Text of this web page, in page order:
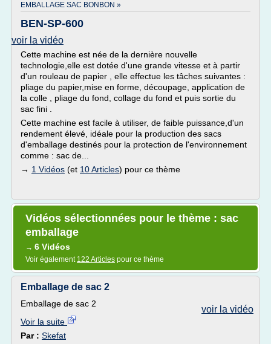
EMBALLAGE SAC BONBON »
BEN-SP-600
voir la vidéo
Cette machine est née de la dernière nouvelle
technologie,elle est dotée d'une grande vitesse et à partir
d'un rouleau de papier , elle effectue les tâches suivantes :
pliage du papier,mise en forme, découpage, application de
la colle , pliage du fond, collage du fond et puis sortie du
sac fini .
Cette machine est facile à utiliser, de faible puissance,d'un
rendement élevé, idéale pour la production des sacs
d'emballage destinés pour la protection de l'environnement
comme : sac de...
→ 1 Vidéos (et 10 Articles) pour ce thème
Vidéos sélectionnées pour le thème : sac
emballage
→ 6 Vidéos
Voir également 122 Articles pour ce thème
Emballage de sac 2
voir la vidéo
Emballage de sac 2
Voir la suite
Par : Skefat